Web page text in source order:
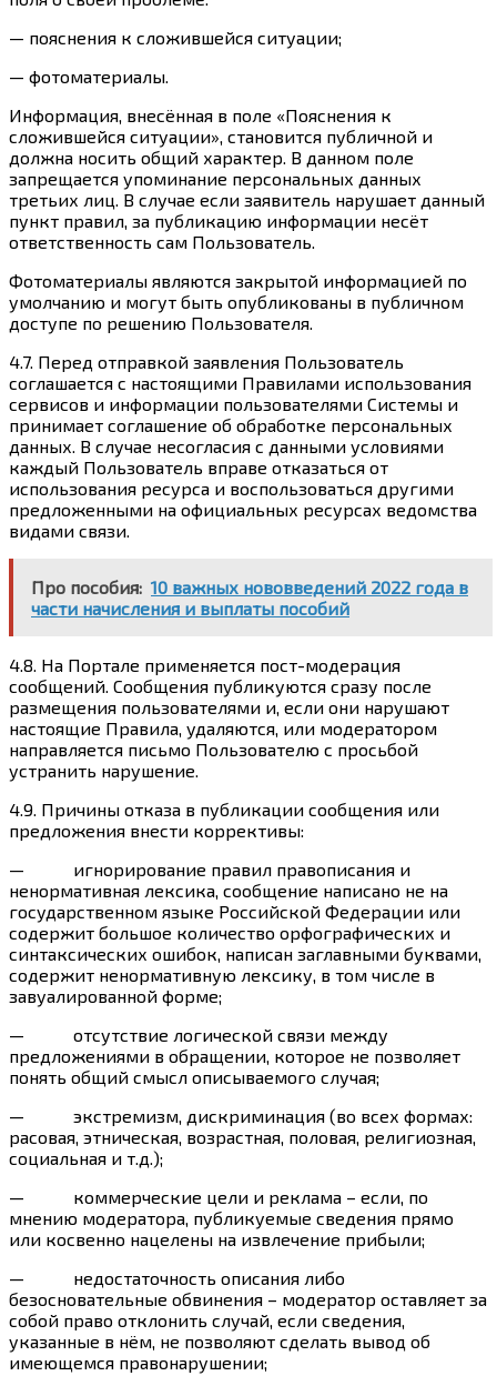
— пояснения к сложившейся ситуации;
— фотоматериалы.
Информация, внесённая в поле «Пояснения к
сложившейся ситуации», становится публичной и
должна носить общий характер. В данном поле
запрещается упоминание персональных данных
третьих лиц. В случае если заявитель нарушает данный
пункт правил, за публикацию информации несёт
ответственность сам Пользователь.
Фотоматериалы являются закрытой информацией по
умолчанию и могут быть опубликованы в публичном
доступе по решению Пользователя.
4.7. Перед отправкой заявления Пользователь
соглашается с настоящими Правилами использования
сервисов и информации пользователями Системы и
принимает соглашение об обработке персональных
данных. В случае несогласия с данными условиями
каждый Пользователь вправе отказаться от
использования ресурса и воспользоваться другими
предложенными на официальных ресурсах ведомства
видами связи.
Про пособия: 10 важных нововведений 2022 года в
части начисления и выплаты пособий
4.8. На Портале применяется пост-модерация
сообщений. Сообщения публикуются сразу после
размещения пользователями и, если они нарушают
настоящие Правила, удаляются, или модератором
направляется письмо Пользователю с просьбой
устранить нарушение.
4.9. Причины отказа в публикации сообщения или
предложения внести коррективы:
— игнорирование правил правописания и
ненормативная лексика, сообщение написано не на
государственном языке Российской Федерации или
содержит большое количество орфографических и
синтаксических ошибок, написан заглавными буквами,
содержит ненормативную лексику, в том числе в
завуалированной форме;
— отсутствие логической связи между
предложениями в обращении, которое не позволяет
понять общий смысл описываемого случая;
— экстремизм, дискриминация (во всех формах:
расовая, этническая, возрастная, половая, религиозная,
социальная и т.д.);
— коммерческие цели и реклама – если, по
мнению модератора, публикуемые сведения прямо
или косвенно нацелены на извлечение прибыли;
— недостаточность описания либо
безосновательные обвинения – модератор оставляет за
собой право отклонить случай, если сведения,
указанные в нём, не позволяют сделать вывод об
имеющемся правонарушении;